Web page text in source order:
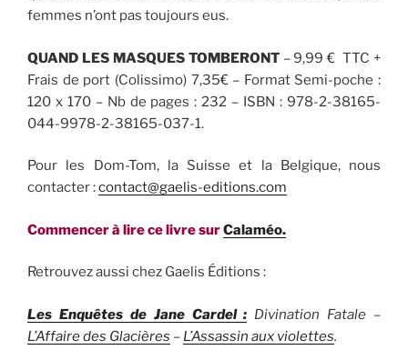
femmes n’ont pas toujours eus.
QUAND LES MASQUES TOMBERONT– 9,99 € TTC +
Frais de port (Colissimo) 7,35€ – Format Semi-poche :
120 x 170 – Nb de pages : 232 – ISBN : 978-2-38165-
044-9978-2-38165-037-1.
Pour les Dom-Tom, la Suisse et la Belgique, nous
contacter :contact@gaelis-editions.com
Commencer à lire ce livre surCalaméo.
Retrouvez aussi chez Gaelis Éditions :
Les Enquêtes de Jane Cardel : Divination Fatale –
L’Affaire des Glacières – L’Assassin aux violettes.